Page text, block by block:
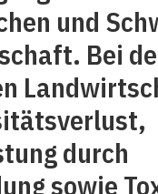
und
Bei
durch
sowie